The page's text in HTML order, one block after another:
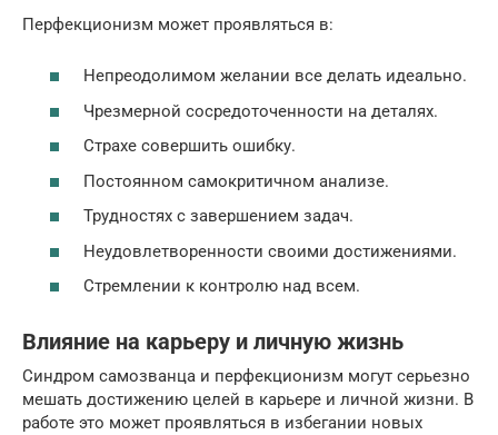
Перфекционизм может проявляться в:
Непреодолимом желании все делать идеально.
Чрезмерной сосредоточенности на деталях.
Страхе совершить ошибку.
Постоянном самокритичном анализе.
Трудностях с завершением задач.
Неудовлетворенности своими достижениями.
Стремлении к контролю над всем.
Влияние на карьеру и личную жизнь
Синдром самозванца и перфекционизм могут серьезно
мешать достижению целей в карьере и личной жизни. В
работе это может проявляться в избегании новых